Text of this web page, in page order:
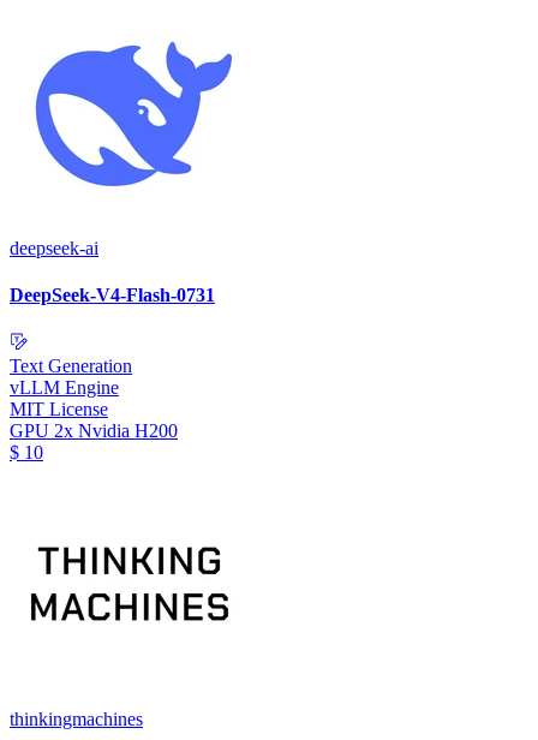
deepseek-ai
DeepSeek-V4-Flash-0731
Text Generation
vLLM Engine
MIT License
GPU 2x Nvidia H200
$ 10
thinkingmachines